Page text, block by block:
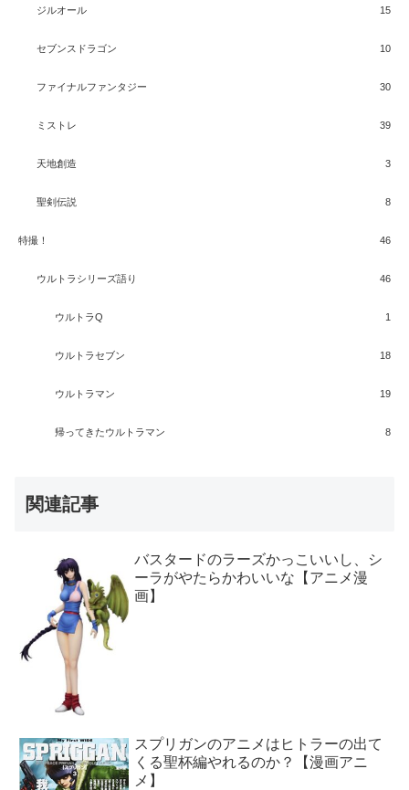
ジルオール 15
セブンスドラゴン 10
ファイナルファンタジー 30
ミストレ 39
天地創造 3
聖剣伝説 8
特撮！ 46
ウルトラシリーズ語り 46
ウルトラQ 1
ウルトラセブン 18
ウルトラマン 19
帰ってきたウルトラマン 8
関連記事
バスタードのラーズかっこいいし、シ
ーラがやたらかわいいな【アニメ漫
画】
スプリガンのアニメはヒトラーの出て
くる聖杯編やれるのか？【漫画アニ
メ】